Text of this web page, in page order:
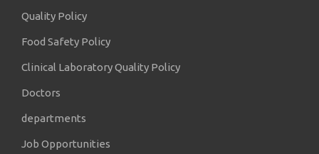
ομάδα ορθοπαιδικών, αγγειοχειρουργών, καθώς
και επεμβατικών ακτινολόγων. Στόχος του είναι να
πόδια και να παρέχει σύγχρονη ολοκληρωμένη
Ο Florian Schlereth έχει μια κόρη με τη σύζυγό του
Δήμητρα Μπογδάνου, η οποία είναι επίσης
Quality Policy
Food Safety Policy
Clinical Laboratory Quality Policy
Doctors
departments
Job Opportunities